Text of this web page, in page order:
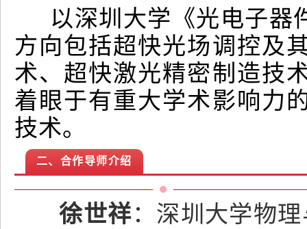
以深圳大学《光电子器
方向包括超快光场调控及
术、超快激光精密制造技
着眼于有重大学术影响力
技术。
二、合作导师介绍
徐世祥：深圳大学物